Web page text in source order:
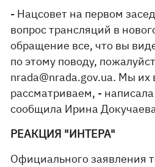
- Нацсовет на первом
вопрос трансляций в
обращение все, что вы
по этому поводу,
nrada@nrada.gov.ua. Мы их
рассматриваем, -
сообщила Ирина
РЕАКЦИЯ "ИНТЕРА"
Официального заявления